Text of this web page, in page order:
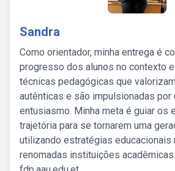
Sandra
Como orientador, minha entrega é
progresso dos alunos no contexto
técnicas pedagógicas que
autênticas e são impulsionadas por
entusiasmo. Minha meta é guiar os
trajetória para se tornarem uma
utilizando estratégias educacionais
renomadas instituições